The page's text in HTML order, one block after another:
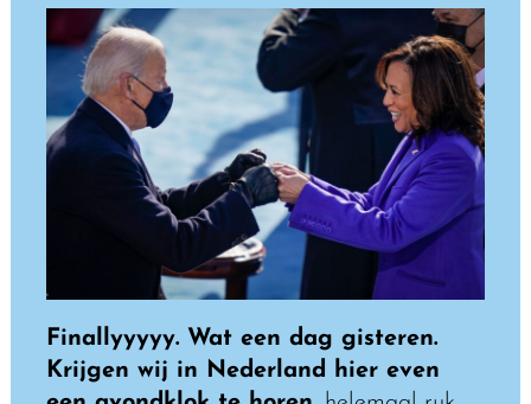
Finallyyyyy. Wat een dag gisteren.
Krijgen wij in Nederland hier even